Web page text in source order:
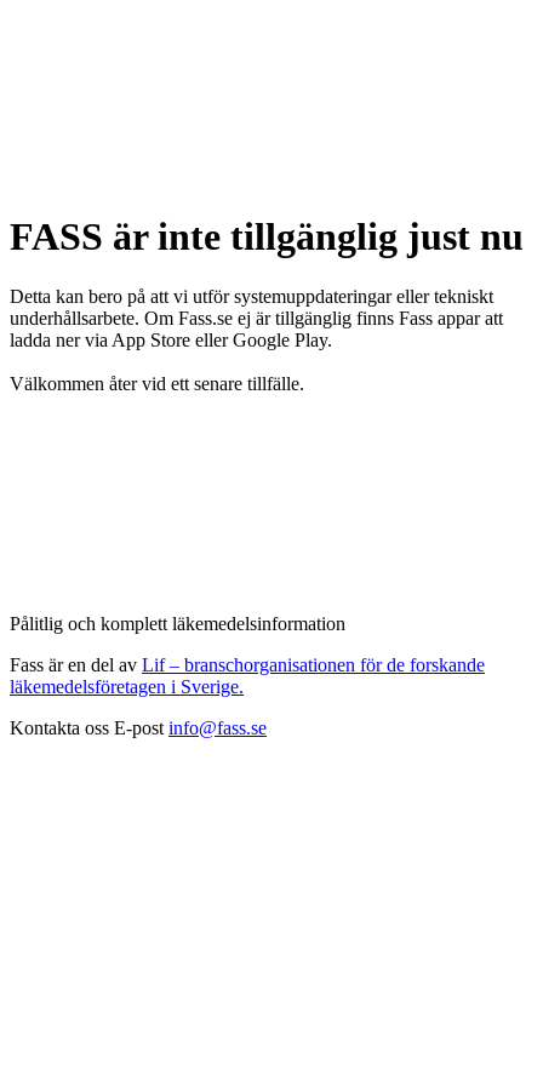
FASS är inte tillgänglig just nu
Detta kan bero på att vi utför systemuppdateringar eller tekniskt
underhållsarbete. Om Fass.se ej är tillgänglig finns Fass appar att
ladda ner via App Store eller Google Play.
Välkommen åter vid ett senare tillfälle.
Pålitlig och komplett läkemedelsinformation
Fass är en del av Lif – branschorganisationen för de forskande
läkemedelsföretagen i Sverige.
Kontakta oss E-post info@fass.se